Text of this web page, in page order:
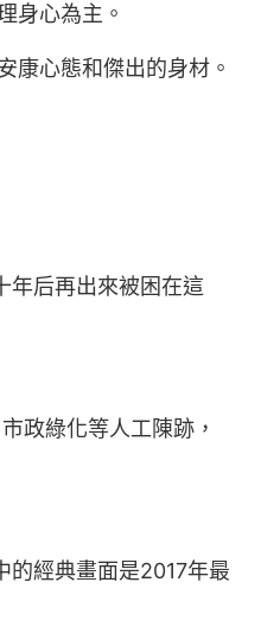
身心為主。
康心態和傑出的身材。
年后再出來被困在這
政綠化等人工陳跡，
的經典畫面是2017年最